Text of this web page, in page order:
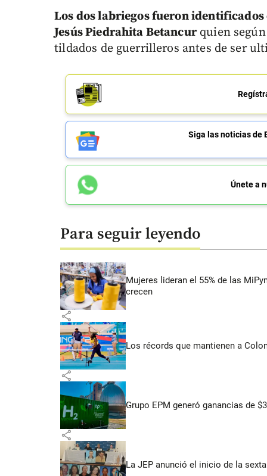
Los dos labriegos fueron identificados
Jesús Piedrahita Betancurquien
tildados de guerrilleros antes de ser
Siga las noticias de
Únete a
Para seguir leyendo
Mujeres lideran el 55% de las
crecen
share
Los récords que mantienen a
share
Grupo EPM generó ganancias de
share
La JEP anunció el inicio de la